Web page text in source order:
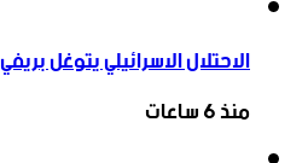
الاحتلال الاسرائيلي يتوغل
منذ 6 ساعات